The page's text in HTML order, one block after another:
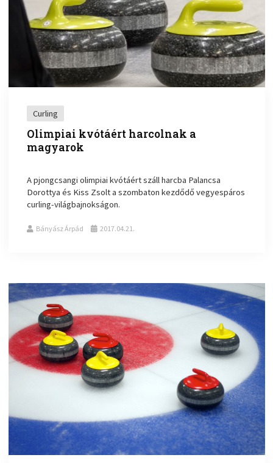
Curling
Olimpiai kvótáért harcolnak a
magyarok
A pjongcsangi olimpiai kvótáért száll harcba Palancsa
Dorottya és Kiss Zsolt a szombaton kezdődő vegyespáros
curling-világbajnokságon.
Bányász Árpád 2017.04.21.